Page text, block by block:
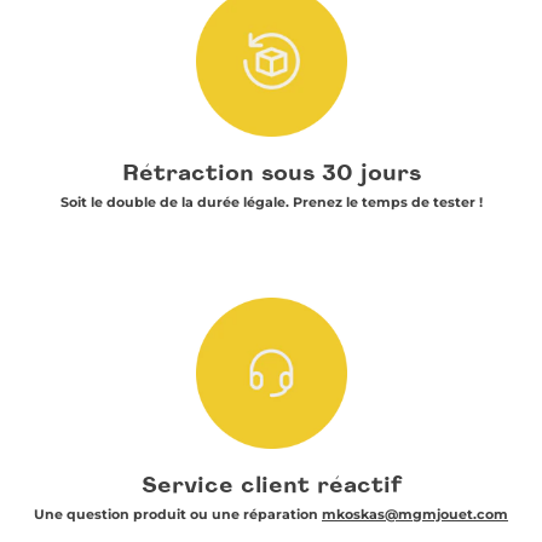
Rétraction sous 30 jours
Soit le double de la durée légale. Prenez le temps de tester !
Service client réactif
Une question produit ou une réparation mkoskas@mgmjouet.com